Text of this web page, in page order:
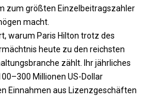
zum größten Einzelbeitragszahler
macht.
warum Paris Hilton trotz des
heute zu den reichsten
zählt. Ihr jährliches
Millionen US-Dollar
Einnahmen aus Lizenzgeschäften